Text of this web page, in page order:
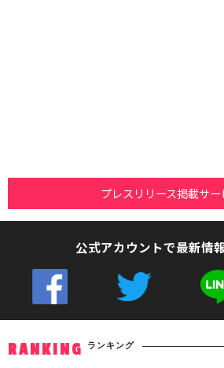
プレスリリース掲載サー
公式アカウントで最新情
RANKING ランキング